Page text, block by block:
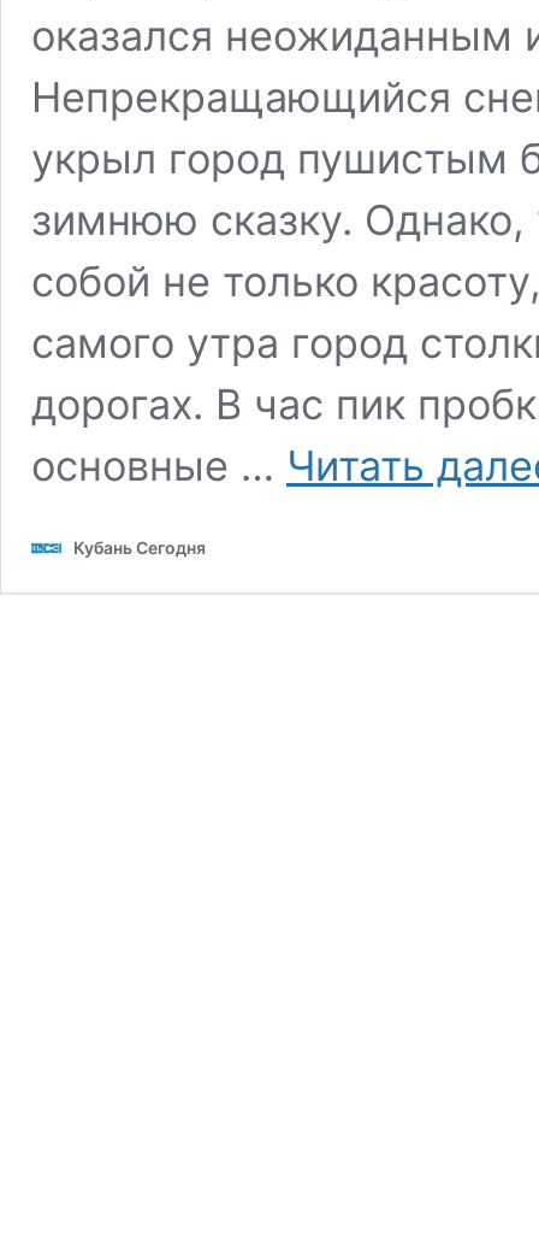
оказался неожиданным
Непрекращающийся
укрыл город пушистым
зимнюю сказку.
собой не только
самого утра город
дорогах. В час пик
основные … Читать
Кубань Сегодня